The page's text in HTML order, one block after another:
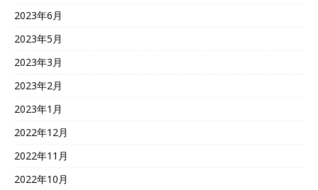
2023年6月
2023年5月
2023年3月
2023年2月
2023年1月
2022年12月
2022年11月
2022年10月